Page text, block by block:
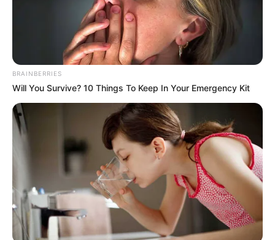
Condenaron a 5 exfuncionarios por caso
'Vitalogic' en Bucaramanga, la decisión se dará a conocer
en próximos días
BRAINBERRIES
Will You Survive? 10 Things To Keep In Your Emergency Kit